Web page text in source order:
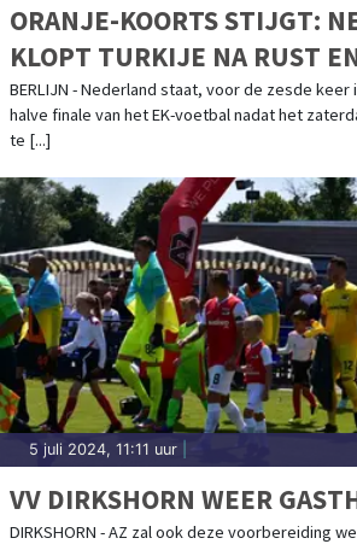
ORANJE-KOORTS STIJGT:
KLOPT TURKIJE NA RUST
ENGELAND IN HALVE FINALE
BERLIJN - Nederland staat, voor de zesde keer
halve finale van het EK-voetbal nadat het
te [...]
5 juli 2024, 11:11 uur
VV DIRKSHORN WEER
DIRKSHORN - AZ zal ook deze voorbereiding